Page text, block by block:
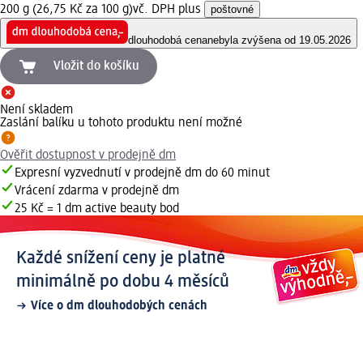
200 g (26,75 Kč za 100 g)vč. DPH plus poštovné
dlouhodobá cenanebyla zvýšena od 19.05.2026
Vložit do košíku
Není skladem
Zaslání balíku u tohoto produktu není možné
Ověřit dostupnost v prodejně dm
Expresní vyzvednutí v prodejně dm do 60 minut
Vrácení zdarma v prodejně dm
25 Kč = 1 dm active beauty bod
Každé snížení ceny je platné
minimálně po dobu 4 měsíců
Více o dm dlouhodobých cenách